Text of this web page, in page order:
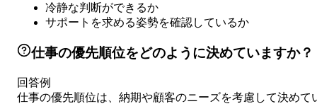
冷静な判断ができるか
サポートを求める姿勢を確認しているか
仕事の優先順位をどのように決めていますか？
回答例
仕事の優先順位は、納期や顧客のニーズを考慮して決めて